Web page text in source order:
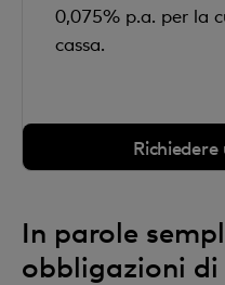
0,075% p.a. per la
cassa.
In parole
obbligazioni di